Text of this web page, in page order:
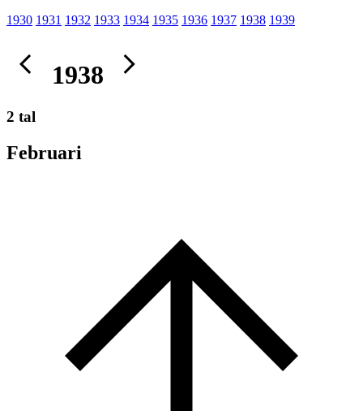
1930 1931 1932 1933 1934 1935 1936 1937 1938 1939
1938
2 tal
Februari